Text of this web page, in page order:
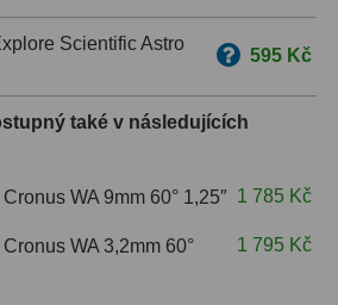
Scientific Astro
595 Kč
také v následujících
WA 9mm 60° 1,25″ 1 785 Kč
WA 3,2mm 60°
1 795 Kč